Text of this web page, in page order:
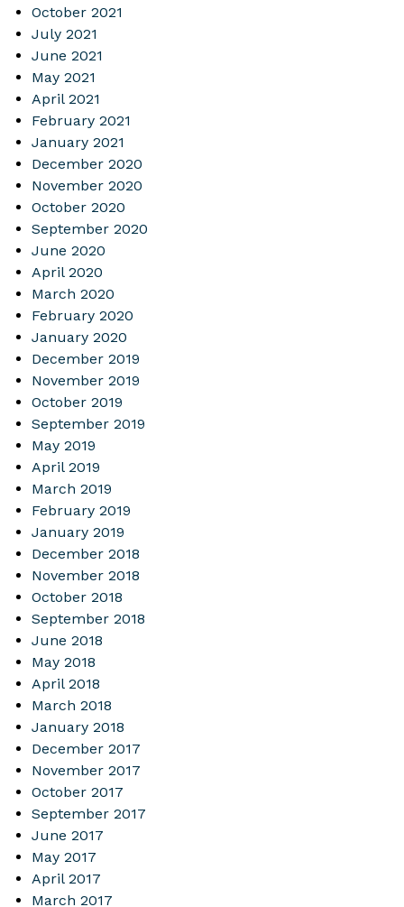
October 2021
July 2021
June 2021
May 2021
April 2021
February 2021
January 2021
December 2020
November 2020
October 2020
September 2020
June 2020
April 2020
March 2020
February 2020
January 2020
December 2019
November 2019
October 2019
September 2019
May 2019
April 2019
March 2019
February 2019
January 2019
December 2018
November 2018
October 2018
September 2018
June 2018
May 2018
April 2018
March 2018
January 2018
December 2017
November 2017
October 2017
September 2017
June 2017
May 2017
April 2017
March 2017